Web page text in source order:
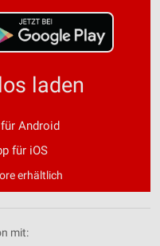
laden
Android
für iOS
erhältlich
mit: